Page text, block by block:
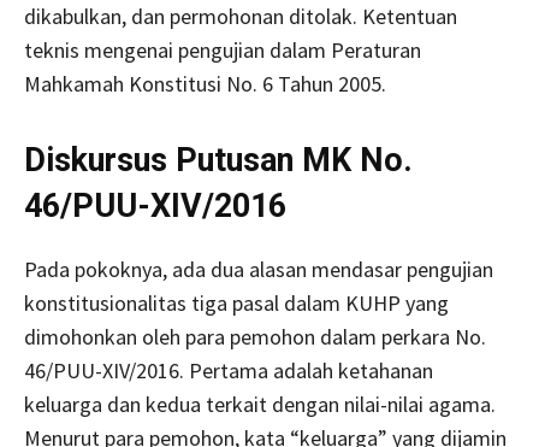
dikabulkan, dan permohonan ditolak. Ketentuan
teknis mengenai pengujian dalam Peraturan
Mahkamah Konstitusi No. 6 Tahun 2005.
Diskursus Putusan MK No.
46/PUU-XIV/2016
Pada pokoknya, ada dua alasan mendasar pengujian
konstitusionalitas tiga pasal dalam KUHP yang
dimohonkan oleh para pemohon dalam perkara No.
46/PUU-XIV/2016. Pertama adalah ketahanan
keluarga dan kedua terkait dengan nilai-nilai agama.
Menurut para pemohon, kata “keluarga” yang dijamin